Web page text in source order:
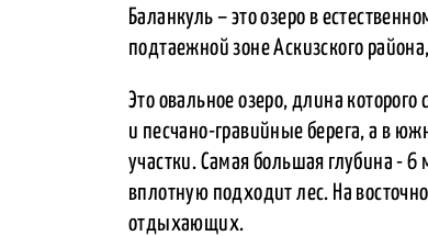
Баланкуль – это озеро в
подтаежной зоне Аскизского
Это овальное озеро, длина
и песчано-гравийные берега, а в
участки. Самая большая глубина - 6
вплотную подходит лес. На
отдыхающих.